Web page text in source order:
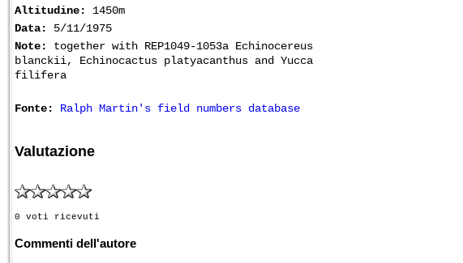
Altitudine:
1450m
Data:
5/11/1975
Note:
together with REP1049-1053a Echinocereus
blanckii, Echinocactus platyacanthus and Yucca
filifera
Fonte: Ralph Martin's field numbers database
Valutazione
0 voti ricevuti
Commenti dell'autore